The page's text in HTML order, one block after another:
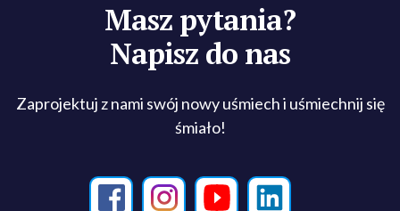
Masz pytania?
Napisz do nas
Zaprojektuj z nami swój nowy uśmiech i uśmiechnij się
śmiało!